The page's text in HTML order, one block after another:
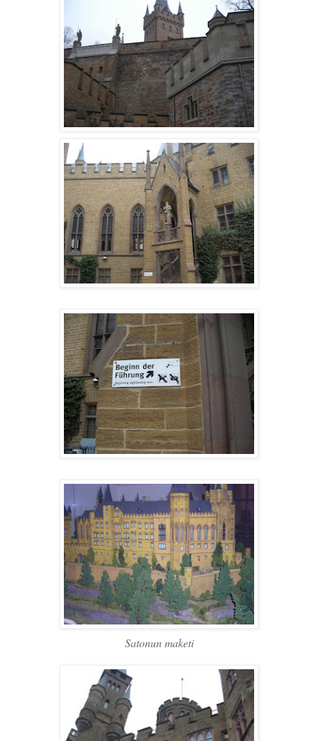
Satonun maketi